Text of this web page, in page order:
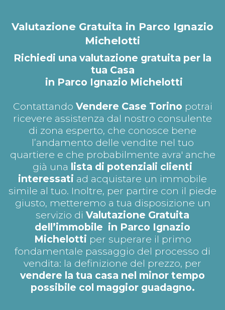
Valutazione Gratuita in Parco Ignazio
Michelotti
Richiedi una valutazione gratuita per la
tua Casa
in Parco Ignazio Michelotti
Contattando Vendere Case Torino potrai
ricevere assistenza dal nostro consulente
di zona esperto, che conosce bene
l’andamento delle vendite nel tuo
quartiere e che probabilmente avra' anche
già una lista di potenziali clienti
interessati ad acquistare un immobile
simile al tuo. Inoltre, per partire con il piede
giusto, metteremo a tua disposizione un
servizio di Valutazione Gratuita
dell’immobile in Parco Ignazio
Michelotti per superare il primo
fondamentale passaggio del processo di
vendita: la definizione del prezzo, per
vendere la tua casa nel minor tempo
possibile col maggior guadagno.